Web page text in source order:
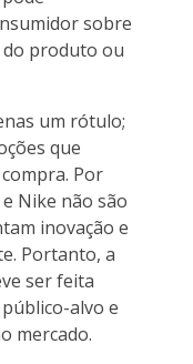
sobre
do produto ou
um rótulo;
que
Por
Nike não são
inovação e
Portanto, a
ser feita
alvo e
mercado.